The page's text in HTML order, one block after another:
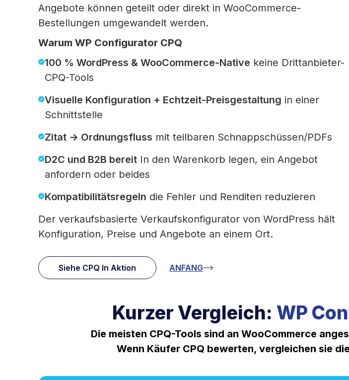
Angebote können geteilt oder direkt in WooCommerce-
Bestellungen umgewandelt werden.
Warum WP Configurator CPQ
100 % WordPress & WooCommerce-Native keine Drittanbieter-
CPQ-Tools
Visuelle Konfiguration + Echtzeit-Preisgestaltung in einer
Schnittstelle
Zitat → Ordnungsfluss mit teilbaren Schnappschüssen/PDFs
D2C und B2B bereit In den Warenkorb legen, ein Angebot
anfordern oder beides
Kompatibilitätsregeln die Fehler und Renditen reduzieren
Der verkaufsbasierte Verkaufskonfigurator von WordPress hält
Konfiguration, Preise und Angebote an einem Ort.
Siehe CPQ In Aktion ANFANG
Kurzer Vergleich: WP
Die meisten CPQ-Tools sind an WooCommerce
Wenn Käufer CPQ bewerten, vergleichen sie